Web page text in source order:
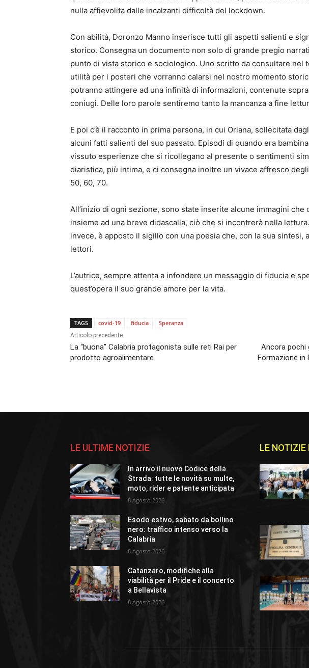
nulla affievolita dalle incalzanti difficoltà del lockdown.
Con abilità, Doronzo Manno inserisce tutti gli aspetti salienti e
storico. Consegna un documento non solo di grande pregio
punto di vista storico e sociologico. Uno scritto da consultare nel
utilità per i posteri che vorranno calarsi nel nostro momento
potranno attingere ad una infinità di informazioni, contenute
coniugi. Delle loro parole sentiremo tanto la mancanza a fine
E poi c’è il racconto in prima persona, in cui Oriana, sollecitata
alcuni fatti salienti del suo passato. Episodi di quando era
vissuto esperienze che si ricollegano al presente o sentimenti
diaristica, più intima, e ci consegna inoltre un vivace affresco
50, 60, 70.
All’inizio di ogni sezione, sono state inserite alcune immagini che
insieme ad una breve didascalia, ciò che si incontrerà nella
invece, è apposto il sigillo con una poesia che, con la sua sintesi,
lettori.
L’autrice, sempre attenta a infondere un messaggio di fiducia e
quest’opera il suo grande amore per la vita.
TAGS covid-19 fiducia Speranza
Articolo precedente
La “buona” Calabria protagonista sulle reti Rai per
prodotto agroalimentare
Ancora pochi
Formazione in
LE ULTIME NOTIZIE
In arrivo il nuovo Codice della
Strada: tutte le novità su multe,
moto, rider e patente anticipata
8 Agosto 2026
Esodo estivo, sabato da bollino
nero: traffico intenso verso la
Calabria
8 Agosto 2026
Catanzaro, modifiche alla
viabilità per il Pride e il concerto
a Bellavista
8 Agosto 2026
LE